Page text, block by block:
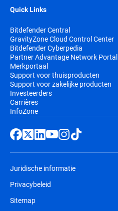
Quick Links
Bitdefender Central
GravityZone Cloud Control Center
Bitdefender Cyberpedia
Partner Advantage Network Portal
Merkportaal
Support voor thuisproducten
Support voor zakelijke producten
Investeerders
Carrières
InfoZone
Juridische informatie
Privacybeleid
Sitemap